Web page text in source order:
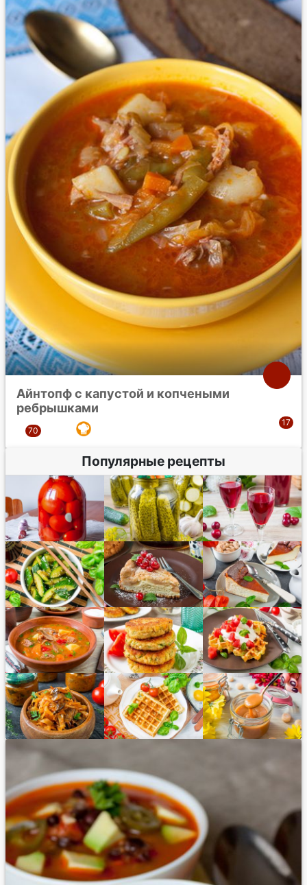
Айнтопф с капустой и копчеными
ребрышками
Популярные рецепты